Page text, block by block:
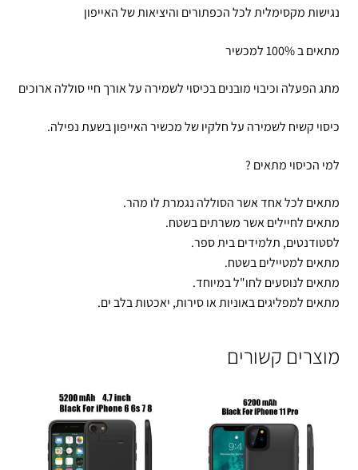
נגישות מקסימלית לכל הכפתורים והיציאות של האייפון
מתאים ב 100% למכשיר
מתג הפעלה וכיבוי מובנים בכיסוי לשמירה על אורך חיי סוללה ארוכים
כיסוי קשיח לשמירה על חלקיו של מכשיר האייפון בשעת נפילה.
למי הכיסוי מתאים ?
מתאים לכל אחד אשר הסוללה נגמרת לו מהר.
מתאים לחיילים אשר משרתים בשטח.
לסטודנטים, תלמידים בית ספר.
מתאים למטיילים בשטח.
מתאים לנוסעים לחו"ל במיוחד.
מתאים למפליגים באוניות או סירות, יאכטות בלב ים.
מוצרים קשורים